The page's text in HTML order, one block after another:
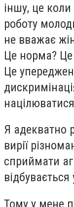
іншу, це коли
роботу
не вважає
Це норма? Це
Це
Я адекватно
вирії
сприймати
відбувається
Тому у мене